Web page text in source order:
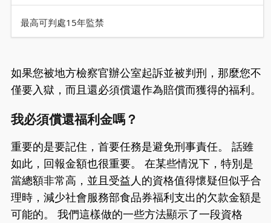
最高可判處15年監禁
如果您被地方檢察官辦公室起訴並被判刑，那麼您不
僅要入獄，而且還必須償還作為賠償而獲得的福利。
我必須償還福利金嗎？
重要的是要記住，首要任務是避免刑事責任。 話雖
如此，回報金額也很重要。 在某些情況下，特別是
當總額非常高，並且受益人的資格值得懷疑但似乎合
理時，減少社會服務部食品券福利支出的欠款金額是
可能的。 我們這樣做的一些方法顯示了一段資格